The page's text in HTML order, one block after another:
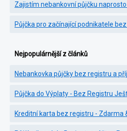
Zajistím nebankovní půjčku
Půjčka pro začínající podnikatele
Nejpopulárnější z článků
Nebankovka půjčky bez registru a
Půjčka do Výplaty - Bez Registru
Kreditní karta bez registru - Zdarma